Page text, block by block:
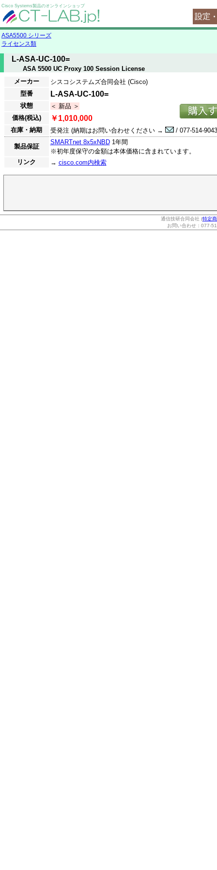
Cisco Systems製品のオンラインショップ
ASA5500 シリーズ
ライセンス類
L-ASA-UC-100=
ASA 5500 UC Proxy 100 Session License
メーカー
シスコシステムズ合同会社 (Cisco)
型番
L-ASA-UC-100=
状態
＜ 新品 ＞
価格(税込)
￥1,010,000
在庫・納期 受発注 (納期はお問い合わせください → / 077-514-
製品保証
SMARTnet 8x5xNBD1年間
※初年度保守の金額は本体価格に含まれています。
リンク
→ cisco.com内検索
通信技研合同会社 (特定
お問い合わせ：077-